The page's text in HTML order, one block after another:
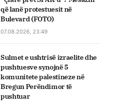
që lanë protestuesit në
Bulevard (FOTO)
07.08.2026, 23:49
Sulmet e ushtrisë izraelite dhe
pushtuesve synojnë 5
komunitete palestineze në
Bregun Perëndimor të
pushtuar